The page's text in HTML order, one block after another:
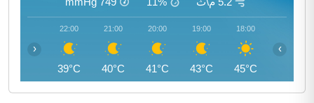
18:00
45°C
19:00
43°C
20:00
41°C
21:00
40°C
22:00
39°C
‹ ›